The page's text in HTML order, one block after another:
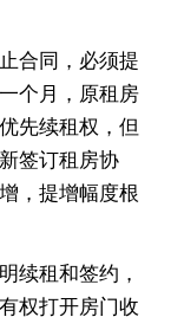
合同，必须提
个月，原租房
先续租权，但
签订租房协
，提增幅度根
续租和签约，
权打开房门收